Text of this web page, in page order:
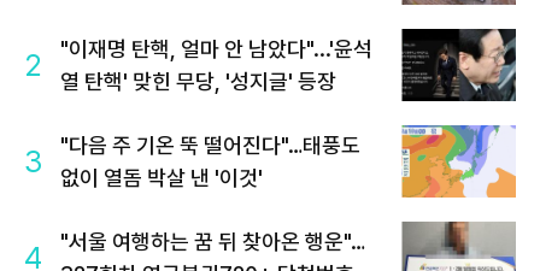
2
"이재명 탄핵, 얼마 안 남았다"...'윤석
열 탄핵' 맞힌 무당, '성지글' 등장
3
"다음 주 기온 뚝 떨어진다"…태풍도
없이 열돔 박살 낸 '이것'
4
"서울 여행하는 꿈 뒤 찾아온 행운"…